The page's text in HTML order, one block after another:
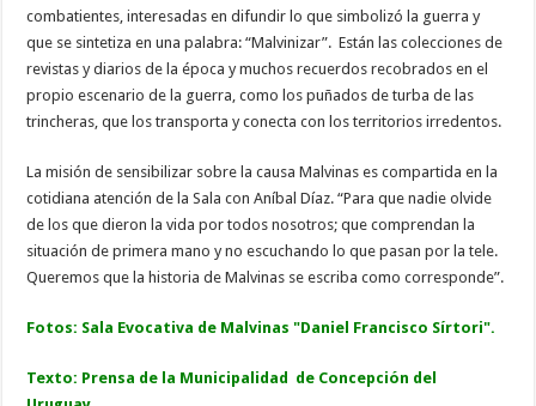
combatientes, interesadas en difundir lo que simbolizó la guerra y
que se sintetiza en una palabra: “Malvinizar”. Están las colecciones de
revistas y diarios de la época y muchos recuerdos recobrados en el
propio escenario de la guerra, como los puñados de turba de las
trincheras, que los transporta y conecta con los territorios irredentos.
La misión de sensibilizar sobre la causa Malvinas es compartida en la
cotidiana atención de la Sala con Aníbal Díaz. “Para que nadie olvide
de los que dieron la vida por todos nosotros; que comprendan la
situación de primera mano y no escuchando lo que pasan por la tele.
Queremos que la historia de Malvinas se escriba como corresponde”.
Fotos: Sala Evocativa de Malvinas "Daniel Francisco Sírtori".
Texto: Prensa de la Municipalidad de Concepción del